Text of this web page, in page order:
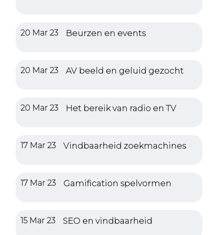
20 Mar 23 Beurzen en events
20 Mar 23 AV beeld en geluid gezocht
20 Mar 23 Het bereik van radio en TV
17 Mar 23 Vindbaarheid zoekmachines
17 Mar 23 Gamification spelvormen
15 Mar 23 SEO en vindbaarheid